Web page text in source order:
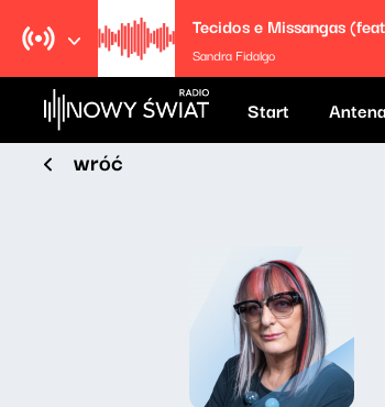
Tecidos e Missangas
Sandra Fidalgo
Start Antena
wróć